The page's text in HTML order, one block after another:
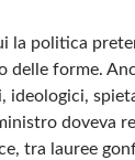
la politica
delle forme.
ideologici,
doveva
tra lauree